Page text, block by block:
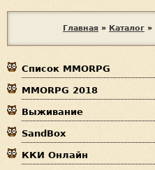
р
и
ц
ы
ы
з
д
е
с
ь
Главная » Каталог »
Список MMORPG
MMORPG 2018
Выживание
SandBox
ККИ Онлайн